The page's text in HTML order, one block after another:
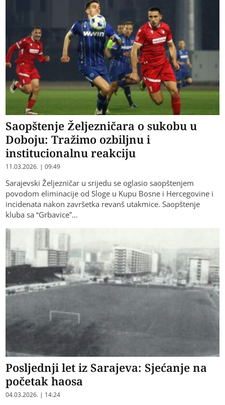
Saopštenje Željezničara o sukobu u
Doboju: Tražimo ozbiljnu i
institucionalnu reakciju
11.03.2026. | 09:49
Sarajevski Željezničar u srijedu se oglasio saopštenjem
povodom eliminacije od Sloge u Kupu Bosne i Hercegovine i
incidenata nakon završetka revanš utakmice. Saopštenje
kluba sa “Grbavice”…
Posljednji let iz Sarajeva: Sjećanje na
početak haosa
04.03.2026. | 14:24